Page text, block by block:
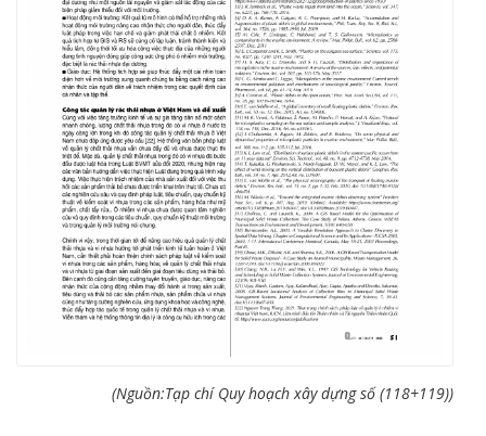
(Nguồn:Tạp chí Quy hoạch xây dựng số (118+119))